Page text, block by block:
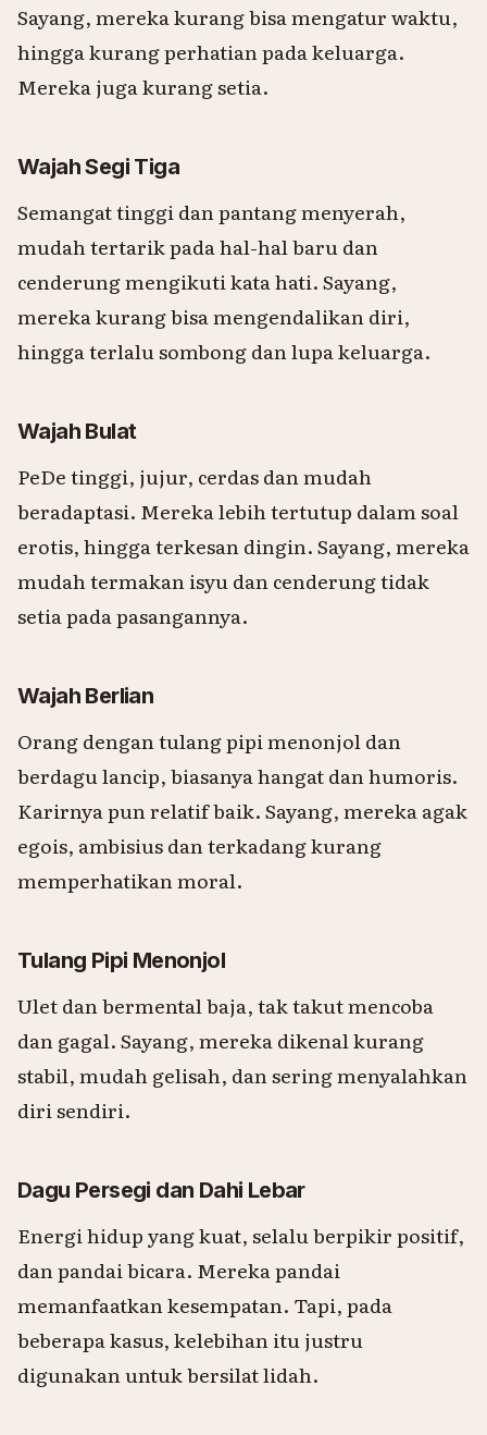
Sayang, mereka kurang bisa mengatur waktu,
hingga kurang perhatian pada keluarga.
Mereka juga kurang setia.
Wajah Segi Tiga
Semangat tinggi dan pantang menyerah,
mudah tertarik pada hal-hal baru dan
cenderung mengikuti kata hati. Sayang,
mereka kurang bisa mengendalikan diri,
hingga terlalu sombong dan lupa keluarga.
Wajah Bulat
PeDe tinggi, jujur, cerdas dan mudah
beradaptasi. Mereka lebih tertutup dalam soal
erotis, hingga terkesan dingin. Sayang, mereka
mudah termakan isyu dan cenderung tidak
setia pada pasangannya.
Wajah Berlian
Orang dengan tulang pipi menonjol dan
berdagu lancip, biasanya hangat dan humoris.
Karirnya pun relatif baik. Sayang, mereka agak
egois, ambisius dan terkadang kurang
memperhatikan moral.
Tulang Pipi Menonjol
Ulet dan bermental baja, tak takut mencoba
dan gagal. Sayang, mereka dikenal kurang
stabil, mudah gelisah, dan sering menyalahkan
diri sendiri.
Dagu Persegi dan Dahi Lebar
Energi hidup yang kuat, selalu berpikir positif,
dan pandai bicara. Mereka pandai
memanfaatkan kesempatan. Tapi, pada
beberapa kasus, kelebihan itu justru
digunakan untuk bersilat lidah.